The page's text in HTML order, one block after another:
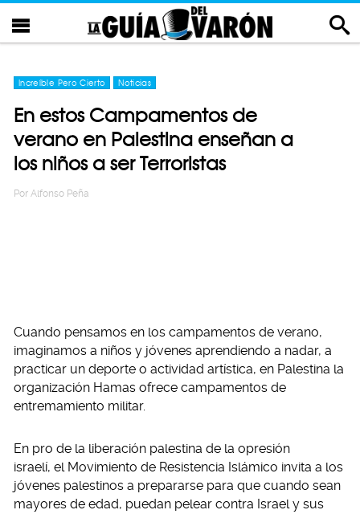
Increíble Pero Cierto Noticias
En estos Campamentos de
verano en Palestina enseñan a
los niños a ser Terroristas
Por Alfonso Peña
Cuando pensamos en los campamentos de verano,
imaginamos a niños y jóvenes aprendiendo a nadar, a
practicar un deporte o actividad artística, en Palestina la
organización Hamas ofrece campamentos de
entremamiento militar.
En pro de la liberación palestina de la opresión
israelí, el Movimiento de Resistencia Islámico invita a los
jóvenes palestinos a prepararse para que cuando sean
mayores de edad, puedan pelear contra Israel y sus